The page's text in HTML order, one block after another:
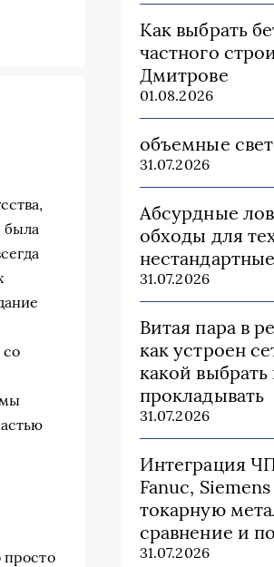
была
со
просто
Как выбрать
частного
Дмитрове
01.08.2026
объемные
31.07.2026
Абсурдные
обходы для
31.07.2026
Витая пара в
как устроен
какой выбрать
прокладывать
31.07.2026
Интеграция
Fanuc,
токарную
сравнение и
31.07.2026